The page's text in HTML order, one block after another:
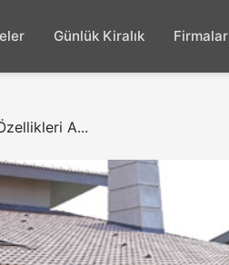
Günlük Kiralık Firmalar
A...